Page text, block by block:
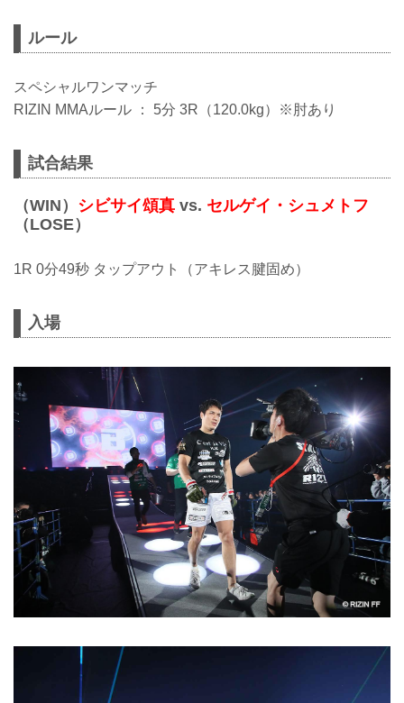
ルール
スペシャルワンマッチ
RIZIN MMAルール ： 5分 3R（120.0kg）※肘あり
試合結果
（WIN） シビサイ頌真 vs. セルゲイ・シュメトフ
（LOSE）
1R 0分49秒 タップアウト（アキレス腱固め）
入場